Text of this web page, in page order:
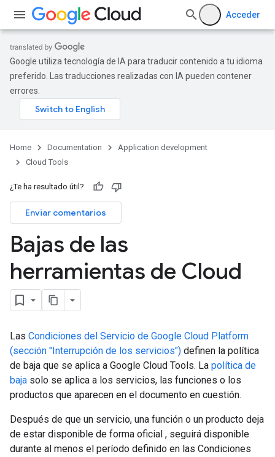
Acceder
Google utiliza tecnología de IA para traducir contenido a tu idioma
preferido. Las traducciones realizadas con IA pueden contener
errores.
Home Documentation
Application development
Cloud Tools
¿Te ha resultado útil?
Enviar comentarios
Bajas de las
herramientas de Cloud
Las Condiciones del Servicio de Google Cloud Platform
(sección "Interrupción de los servicios") definen la política
de baja que se aplica a Google Cloud Tools. La política de
baja solo se aplica a los servicios, las funciones o los
productos que aparecen en el documento en cuestión.
Después de que un servicio, una función o un producto deja
de estar disponible de forma oficial , seguirá disponible
durante al menos el período definido en las Condiciones